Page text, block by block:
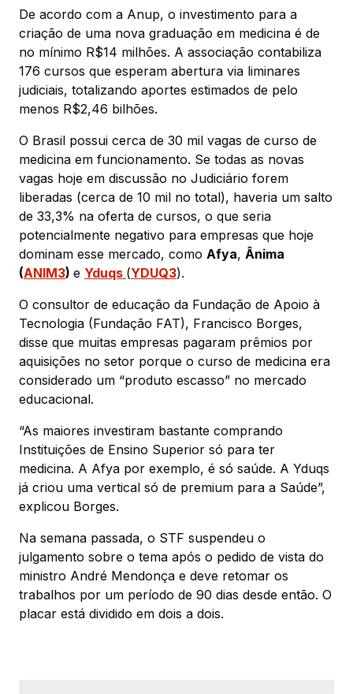
De acordo com a Anup, o investimento para a
criação de uma nova graduação em medicina é de
no mínimo R$14 milhões. A associação contabiliza
176 cursos que esperam abertura via liminares
judiciais, totalizando aportes estimados de pelo
menos R$2,46 bilhões.
O Brasil possui cerca de 30 mil vagas de curso de
medicina em funcionamento. Se todas as novas
vagas hoje em discussão no Judiciário forem
liberadas (cerca de 10 mil no total), haveria um salto
de 33,3% na oferta de cursos, o que seria
potencialmente negativo para empresas que hoje
dominam esse mercado, como Afya, Ânima
(ANIM3) e Yduqs (YDUQ3).
O consultor de educação da Fundação de Apoio à
Tecnologia (Fundação FAT), Francisco Borges,
disse que muitas empresas pagaram prêmios por
aquisições no setor porque o curso de medicina era
considerado um “produto escasso” no mercado
educacional.
“As maiores investiram bastante comprando
Instituições de Ensino Superior só para ter
medicina. A Afya por exemplo, é só saúde. A Yduqs
já criou uma vertical só de premium para a Saúde”,
explicou Borges.
Na semana passada, o STF suspendeu o
julgamento sobre o tema após o pedido de vista do
ministro André Mendonça e deve retomar os
trabalhos por um período de 90 dias desde então. O
placar está dividido em dois a dois.